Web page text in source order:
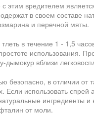
вредителем
в своем составе
и перечной мяты.
в течение 1 - 1,5
использования.
вблизи
безопасно, в отличии от
Если использовать
ингредиенты
от моли.